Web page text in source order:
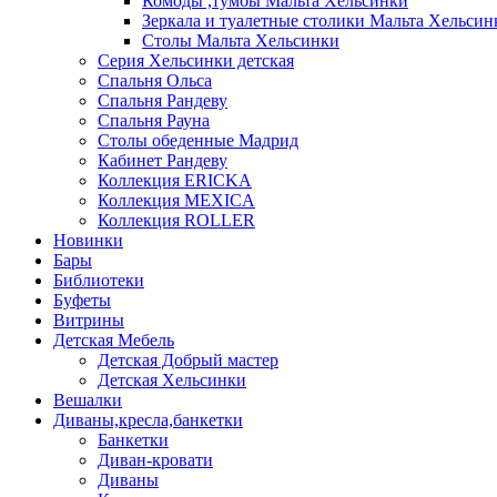
Зеркала и туалетные столики Мальта
Столы Мальта Хельсинки
Серия Хельсинки детская
Спальня Ольса
Спальня Рандеву
Спальня Рауна
Столы обеденные Мадрид
Кабинет Рандеву
Коллекция ERICKA
Коллекция MEXICA
Коллекция ROLLER
Новинки
Бары
Библиотеки
Буфеты
Витрины
Детская Мебель
Детская Добрый мастер
Детская Хельсинки
Вешалки
Диваны,кресла,банкетки
Банкетки
Диван-кровати
Диваны